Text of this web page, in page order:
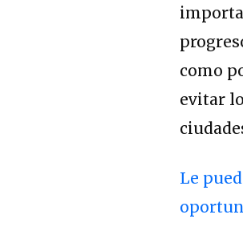
como
evitar
Le